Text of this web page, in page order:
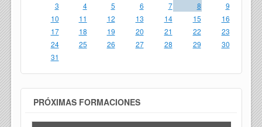
3
4 5 6 7 8
9
10
11 12 13 14 15
16
17
18 19 20 21 22
23
24
25 26 27 28 29
30
31
PRÓXIMAS FORMACIONES